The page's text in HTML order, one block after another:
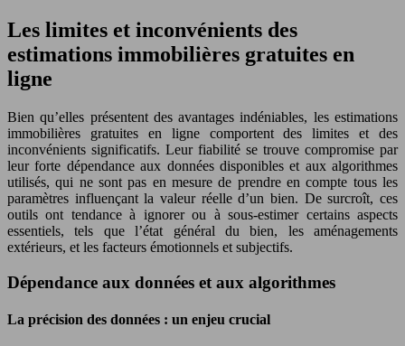
Les limites et inconvénients des
estimations immobilières gratuites en
ligne
Bien qu’elles présentent des avantages indéniables, les estimations
immobilières gratuites en ligne comportent des limites et des
inconvénients significatifs. Leur fiabilité se trouve compromise par
leur forte dépendance aux données disponibles et aux algorithmes
utilisés, qui ne sont pas en mesure de prendre en compte tous les
paramètres influençant la valeur réelle d’un bien. De surcroît, ces
outils ont tendance à ignorer ou à sous-estimer certains aspects
essentiels, tels que l’état général du bien, les aménagements
extérieurs, et les facteurs émotionnels et subjectifs.
Dépendance aux données et aux algorithmes
La précision des données : un enjeu crucial